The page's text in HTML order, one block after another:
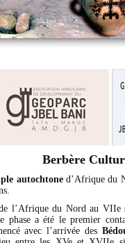
Berbère
autochtoned’Afrique du
l’Afrique du Nord au VIIe
phase a été le premier
avec l’arrivée des